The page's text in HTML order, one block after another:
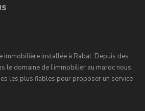
immobilière installée à Rabat. Depuis des
le domaine de l’immobilier au maroc nous
les plus fiables pour proposer un service